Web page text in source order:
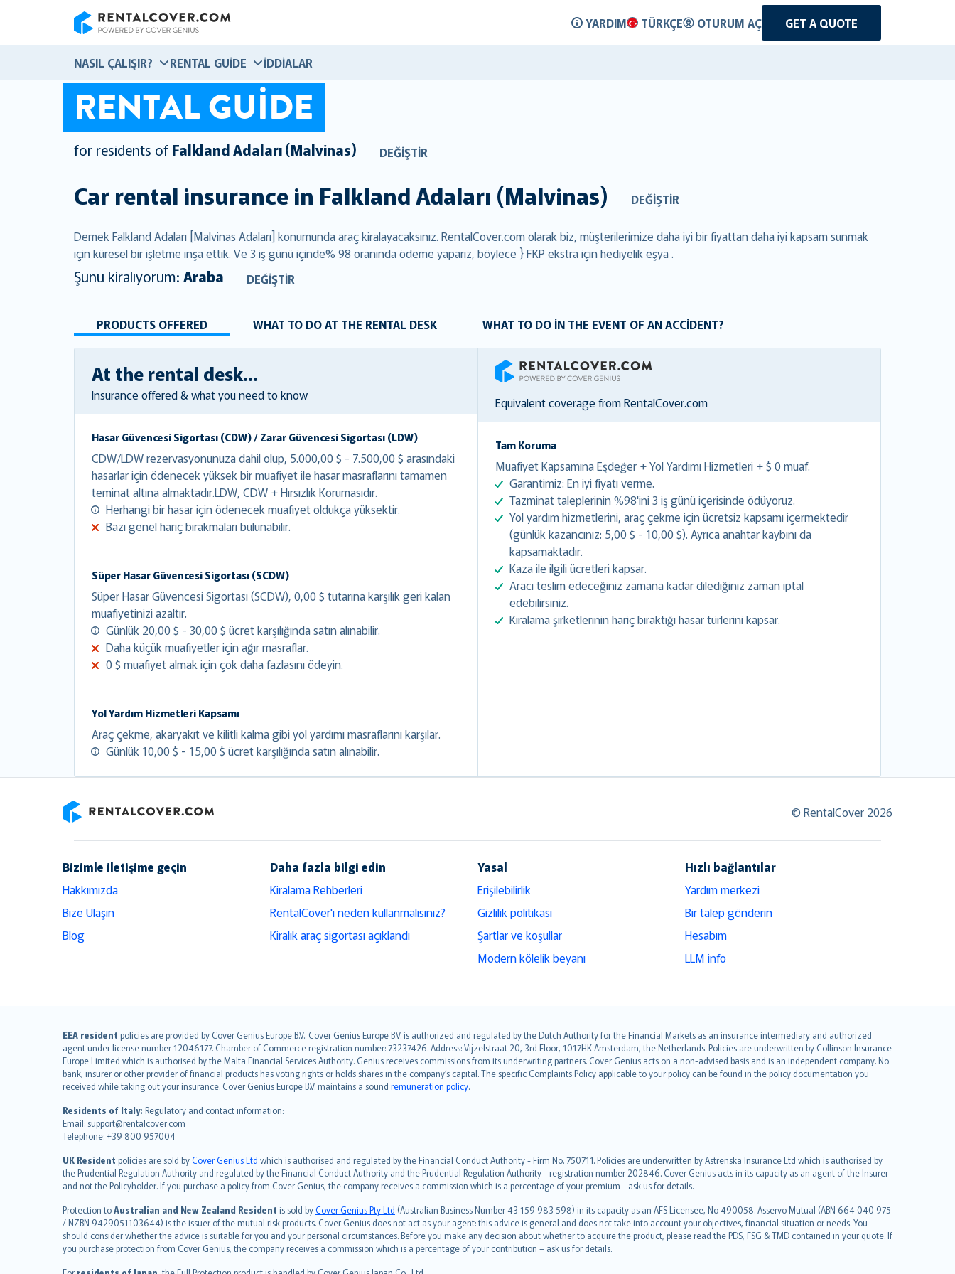
YARDIM TÜRKÇE OTURUM AÇ GET A QUOTE
NASIL ÇALIŞIR? RENTAL GUIDE İDDIALAR
RENTAL GUIDE
for residents of Falkland Adaları (Malvinas) DEĞIŞTIR
Car rental insurance in Falkland Adaları (Malvinas) DEĞIŞTIR
Demek Falkland Adaları [Malvinas Adaları] konumunda araç kiralayacaksınız. RentalCover.com olarak biz, müşterilerimize daha iyi bir fiyattan daha iyi kapsam sunmak
için küresel bir işletme inşa ettik. Ve 3 iş günü içinde% 98 oranında ödeme yaparız, böylece } FKP ekstra için hediyelik eşya .
Şunu kiralıyorum: Araba DEĞIŞTIR
PRODUCTS OFFERED WHAT TO DO AT THE RENTAL DESK WHAT TO DO IN THE EVENT OF AN ACCIDENT?
At the rental desk...
Insurance offered & what you need to know
Hasar Güvencesi Sigortası (CDW) / Zarar Güvencesi Sigortası (LDW)
CDW/LDW rezervasyonunuza dahil olup, 5.000,00 $ - 7.500,00 $ arasındaki
hasarlar için ödenecek yüksek bir muafiyet ile hasar masraflarını tamamen
teminat altına almaktadır.LDW, CDW + Hırsızlık Korumasıdır.
Herhangi bir hasar için ödenecek muafiyet oldukça yüksektir.
Bazı genel hariç bırakmaları bulunabilir.
Süper Hasar Güvencesi Sigortası (SCDW)
Süper Hasar Güvencesi Sigortası (SCDW), 0,00 $ tutarına karşılık geri kalan
muafiyetinizi azaltır.
Günlük 20,00 $ - 30,00 $ ücret karşılığında satın alınabilir.
Daha küçük muafiyetler için ağır masraflar.
0 $ muafiyet almak için çok daha fazlasını ödeyin.
Yol Yardım Hizmetleri Kapsamı
Araç çekme, akaryakıt ve kilitli kalma gibi yol yardımı masraflarını karşılar.
Günlük 10,00 $ - 15,00 $ ücret karşılığında satın alınabilir.
RentalCover
Equivalent coverage from RentalCover.com
Tam Koruma
Muafiyet Kapsamına Eşdeğer + Yol Yardımı Hizmetleri + $ 0 muaf.
Garantimiz: En iyi fiyatı verme.
Tazminat taleplerinin %98'ini 3 iş günü içerisinde ödüyoruz.
Yol yardım hizmetlerini, araç çekme için ücretsiz kapsamı içermektedir
(günlük kazancınız: 5,00 $ - 10,00 $). Ayrıca anahtar kaybını da
kapsamaktadır.
Kaza ile ilgili ücretleri kapsar.
Aracı teslim edeceğiniz zamana kadar dilediğiniz zaman iptal
edebilirsiniz.
Kiralama şirketlerinin hariç bıraktığı hasar türlerini kapsar.
© RentalCover 2026
Bizimle iletişime geçin
Hakkımızda
Bize Ulaşın
Blog
Daha fazla bilgi edin
Kiralama Rehberleri
RentalCover'ı neden kullanmalısınız?
Kiralık araç sigortası açıklandı
Yasal
Erişilebilirlik
Gizlilik politikası
Şartlar ve koşullar
Modern kölelik beyanı
Hızlı bağlantılar
Yardım merkezi
Bir talep gönderin
Hesabım
LLM info
EEA resident policies are provided by Cover Genius Europe B.V.. Cover Genius Europe B.V. is authorized and regulated by the Dutch Authority for the Financial Markets as an insurance intermediary and authorized
agent under license number 12046177. Chamber of Commerce registration number: 73237426. Address: Vijzelstraat 20, 3rd Floor, 1017HK Amsterdam, the Netherlands. Policies are underwritten by Collinson Insurance
Europe Limited which is authorised by the Malta Financial Services Authority. Genius receives commissions from its underwriting partners. Cover Genius acts on a non-advised basis and is an independent company. No
bank, insurer or other provider of financial products has voting rights or holds shares in the company’s capital. The specific Complaints Policy applicable to your policy can be found in the policy documentation you
received while taking out your insurance. Cover Genius Europe B.V. maintains a sound remuneration policy.
Residents of Italy: Regulatory and contact information:
Email: support@rentalcover.com
Telephone: +39 800 957004
UK Resident policies are sold byCover Genius Ltd which is authorised and regulated by the Financial Conduct Authority - Firm No. 750711. Policies are underwritten by Astrenska Insurance Ltd which is authorised by
the Prudential Regulation Authority and regulated by the Financial Conduct Authority and the Prudential Regulation Authority - registration number 202846. Cover Genius acts in its capacity as an agent of the Insurer
and not the Policyholder. If you purchase a policy from Cover Genius, the company receives a commission which is a percentage of your premium - ask us for details.
Protection toAustralian and New Zealand Resident is sold byCover Genius Pty Ltd (Australian Business Number 43 159 983 598) in its capacity as an AFS Licensee, No 490058. Asservo Mutual (ABN 664 040 975
/ NZBN 9429051103644) is the issuer of the mutual risk products. Cover Genius does not act as your agent: this advice is general and does not take into account your objectives, financial situation or needs. You
should consider whether the advice is suitable for you and your personal circumstances. Before you make any decision about whether to acquire the product, please read the PDS, FSG & TMD contained in your quote. If
you purchase protection from Cover Genius, the company receives a commission which is a percentage of your contribution – ask us for details.
English (UK)
English (US)
Deutsch
français
Nederlands
español
italiano
简体中文
繁體中文
Português
polski
עברית
Português
svenska